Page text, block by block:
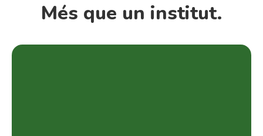
Més que un institut.